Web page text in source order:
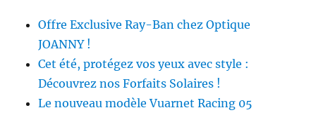
Offre Exclusive Ray-Ban chez Optique
JOANNY !
Cet été, protégez vos yeux avec style :
Découvrez nos Forfaits Solaires !
Le nouveau modèle Vuarnet Racing 05